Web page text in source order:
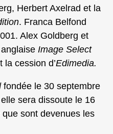
Herbert Axelrad et la
. Franca Belfond
Alex Goldberg et
Image Select
cession d’Edimedia.
fondée le 30 septembre
sera dissoute le 16
sont devenues les